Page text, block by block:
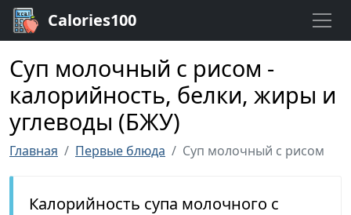
Calories100
Суп молочный с рисом -
калорийность, белки, жиры и
углеводы (БЖУ)
Главная Первые блюда Суп молочный с рисом
Калорийность супа молочного с